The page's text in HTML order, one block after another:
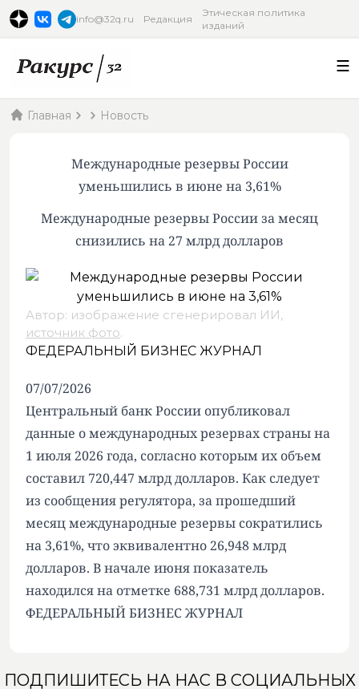
info@32q.ru Редакция
Этическая политика
изданий
Главная Новость
Международные резервы России
уменьшились в июне на 3,61%
Международные резервы России за месяц
снизились на 27 млрд долларов
Автор: изображение сгенерировал ИИ,
источник фото.
ФЕДЕРАЛЬНЫЙ БИЗНЕС ЖУРНАЛ
07/07/2026
Центральный банк России опубликовал
данные о международных резервах страны на
1 июля 2026 года, согласно которым их объем
составил 720,447 млрд долларов. Как следует
из сообщения регулятора, за прошедший
месяц международные резервы сократились
на 3,61%, что эквивалентно 26,948 млрд
долларов. В начале июня показатель
находился на отметке 688,731 млрд долларов.
ФЕДЕРАЛЬНЫЙ БИЗНЕС ЖУРНАЛ
ПОДПИШИТЕСЬ НА НАС В СОЦИАЛЬНЫХ